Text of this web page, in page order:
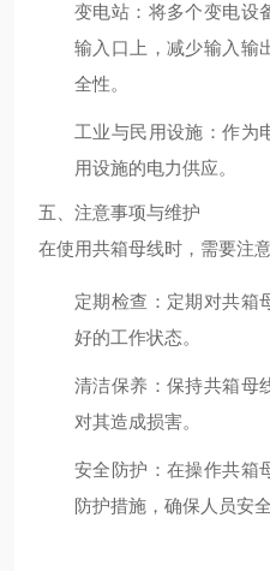
变电站 ：将多个变电设
输入口上，减少输入输
全性。
工业与民用设施 ：作为
用设施的电力供应。
五、注意事项与维护
在使用共箱母线时，需要注
定期检查 ：定期对共箱
好的工作状态。
清洁保养 ：保持共箱母
对其造成损害。
安全防护 ：在操作共箱
防护措施，确保人员安全